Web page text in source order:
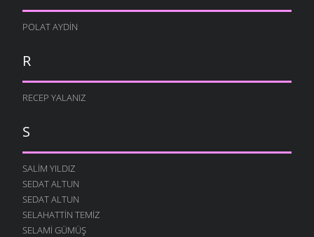
POLAT AYDIN
R
RECEP YALANIZ
S
SALIM YILDIZ
SEDAT ALTUN
SEDAT ALTUN
SELAHATTIN TEMIZ
SELAMI GÜMÜŞ